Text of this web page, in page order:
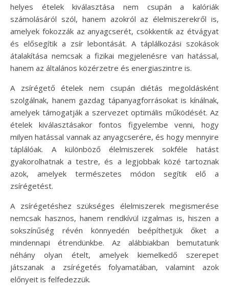
helyes ételek kiválasztása nem csupán a kalóriák
számolásáról szól, hanem azokról az élelmiszerekről is,
amelyek fokozzák az anyagcserét, csökkentik az étvágyat
és elősegítik a zsír lebontását. A táplálkozási szokások
átalakítása nemcsak a fizikai megjelenésre van hatással,
hanem az általános közérzetre és energiaszintre is.
A zsírégető ételek nem csupán diétás megoldásként
szolgálnak, hanem gazdag tápanyagforrásokat is kínálnak,
amelyek támogatják a szervezet optimális működését. Az
ételek kiválasztásakor fontos figyelembe venni, hogy
milyen hatással vannak az anyagcserére, és hogy mennyire
táplálóak. A különböző élelmiszerek sokféle hatást
gyakorolhatnak a testre, és a legjobbak közé tartoznak
azok, amelyek természetes módon segítik elő a
zsírégetést.
A zsírégetéshez szükséges élelmiszerek megismerése
nemcsak hasznos, hanem rendkívül izgalmas is, hiszen a
sokszínűség révén könnyedén beépíthetjük őket a
mindennapi étrendünkbe. Az alábbiakban bemutatunk
néhány olyan ételt, amelyek kiemelkedő szerepet
játszanak a zsírégetés folyamatában, valamint azok
előnyeit is felfedezzük.